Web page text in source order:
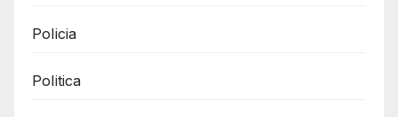
Policia
Politica